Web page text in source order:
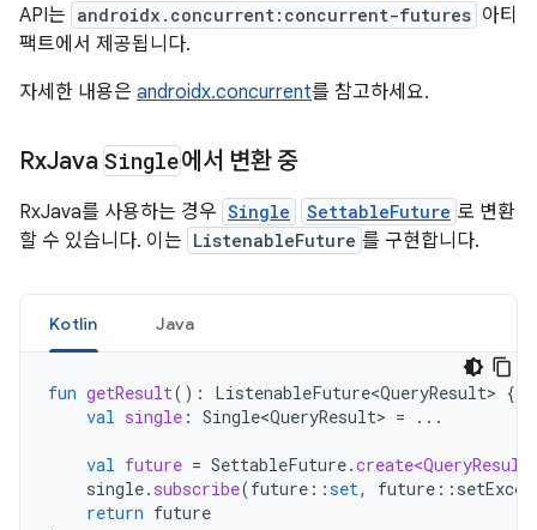
API는 androidx.concurrent:concurrent-futures 아티
팩트에서 제공됩니다.
자세한 내용은 androidx.concurrent를 참고하세요.
RxJava Single에서 변환 중
RxJava를 사용하는 경우 Single SettableFuture 로 변환
할 수 있습니다. 이는 ListenableFuture 를 구현합니다.
Kotlin Java
fun getResult(): ListenableFuture<QueryResult> {
val single : Single<QueryResult> = ...
val future = SettableFuture.
single. subscribe(future ::set, future ::
return future